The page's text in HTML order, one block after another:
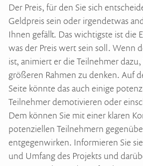
Der Preis, für den Sie sich
Geldpreis sein oder irgendetwas
Ihnen gefällt. Das wichtigste ist die
was der Preis wert sein soll. Wenn
ist, animiert er die Teilnehmer
größeren Rahmen zu denken. Auf
Seite könnte das auch einige
Teilnehmer demotivieren oder
Dem können Sie mit einer klaren
potenziellen Teilnehmern
entgegenwirken. Informieren Sie
und Umfang des Projekts und